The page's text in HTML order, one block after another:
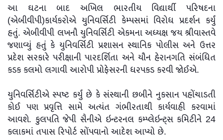
આ ઘટના બાદ અખિલ ભારતીય વિદ્યાર્થી પરિષદના
(એબીવીપી)કાર્યકરોએ યુનિવર્સિટી કેમ્પસમાં વિરોધ પ્રદર્શન કર્યું
હતું. એબીવીપી લખનૌ યુનિવર્સિટી એકમના અધ્યક્ષ જય શ્રીવાસ્તવે
જણાવ્યું હતું કે યુનિવર્સિટી પ્રશાસન સ્થાનિક પોલીસ અને ઉત્તર
પ્રદેશ સરકારે પરીક્ષાની પારદર્શિતા અને યૌન હેરાનગતિ સંબંધિત
કડક કલમો લગાવી આરોપી પ્રોફેસરની ધરપકડ કરવી જોઈએ.
યુનિવર્સિટીએ સ્પષ્ટ કર્યું છે કે સંસ્થાની છબીને નુકસાન પહોંચાડતી
કોઈ પણ પ્રવૃત્તિ સામે અત્યંત ગંભીરતાથી કાર્યવાહી કરવામાં
આવશે. કુલપતિ જેપી સૈનીએ ઇન્ટરનલ કમ્પ્લેઇન્ટ્સ કમિટીને 24
કલાકમાં તપાસ રિપોર્ટ સોંપવાનો આદેશ આપ્યો છે.